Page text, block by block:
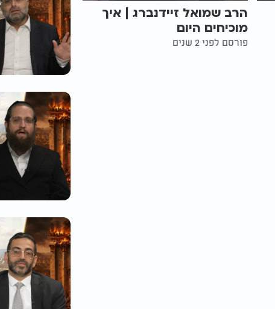
הרב שמואל זיידנברג | איך
מוכיחים היום
פורסם לפני 2 שנים